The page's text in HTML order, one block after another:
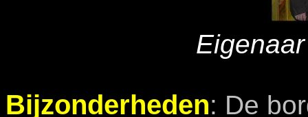
Bijzonderheden: De